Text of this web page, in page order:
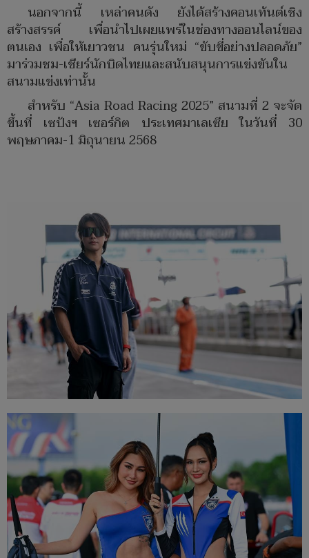
นอกจากนี้ เหล่าคนดัง ยังได้สร้างคอนเท้นต์เชิง
สร้างสรรค์ เพื่อนำไปเผยแพร่ในช่องทางออนไลน์ของ
ตนเอง เพื่อให้เยาวชน คนรุ่นใหม่ “ขับขี่อย่างปลอดภัย”
มาร่วมชม-เชียร์นักบิดไทยและสนับสนุนการแข่งขันใน
สนามแข่งเท่านั้น
สำหรับ “Asia Road Racing 2025” สนามที่ 2 จะจัด
ขึ้นที่ เซปังฯ เซอร์กิต ประเทศมาเลเซีย ในวันที่ 30
พฤษภาคม-1 มิถุนายน 2568